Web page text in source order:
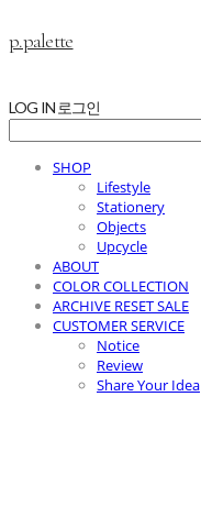
p.palette
LOG IN 로그인
SHOP
Lifestyle
Stationery
Objects
Upcycle
ABOUT
COLOR COLLECTION
ARCHIVE RESET SALE
CUSTOMER SERVICE
Notice
Review
Share Your Idea